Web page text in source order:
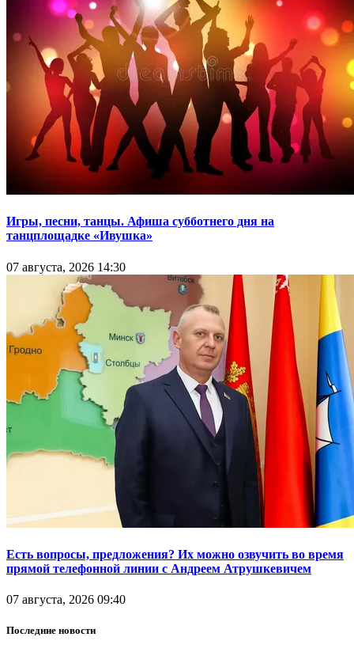
Игры, песни, танцы. Афиша субботнего дня на
танцплощадке «Ивушка»
07 августа, 2026 14:30
Есть вопросы, предложения? Их можно озвучить во время
прямой телефонной линии с Андреем Атрушкевичем
07 августа, 2026 09:40
Последние новости